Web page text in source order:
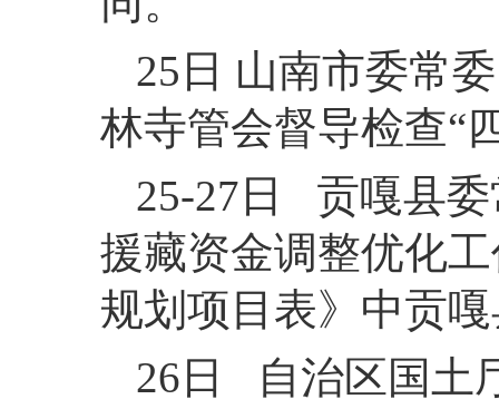
25日 山南市委常
林寺管会督导检查“
25-27日 贡嘎县委
援藏资金调整优化
规划项目表》中贡
26日 自治区国土